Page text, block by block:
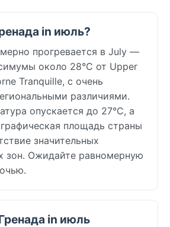
in июль?
прогревается в July —
около 28°C от Upper
Tranquille, с очень
различиями.
опускается до 27°C, а
площадь страны
значительных
зон. Ожидайте равномерную
in июль